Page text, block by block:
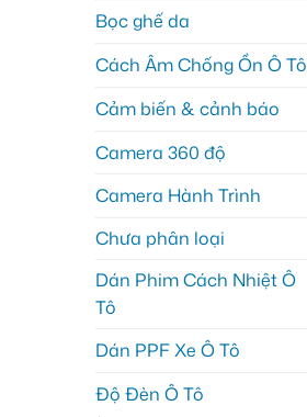
Bọc ghế da
Cách Âm Chống Ồn Ô Tô
Cảm biến & cảnh báo
Camera 360 độ
Camera Hành Trình
Chưa phân loại
Dán Phim Cách Nhiệt Ô
Tô
Dán PPF Xe Ô Tô
Độ Đèn Ô Tô